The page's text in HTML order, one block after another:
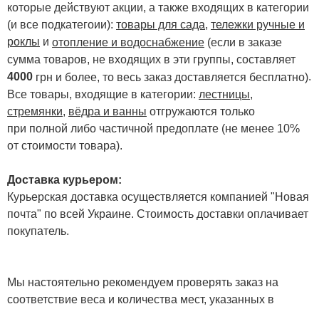
которые действуют акции, а также входящих в категории
(и все подкатегоии): товары для сада, тележки ручные и
роклы и отопление и водоснабжение (если в заказе
сумма товаров, не входящих в эти группы, составляет
4000 грн и более, то весь заказ доставляется бесплатно).
Все товары, входящие в категории: лестницы,
стремянки, вёдра и ванны отгружаются только
при полной либо частичной предоплате (не менее 10%
от стоимости товара).
Доставка курьером:
Курьерская доставка осуществляется компанией "Новая
почта" по всей Украине. Стоимость доставки оплачивает
покупатель.
Мы настоятельно рекомендуем проверять заказ на
соответствие веса и количества мест, указанных в